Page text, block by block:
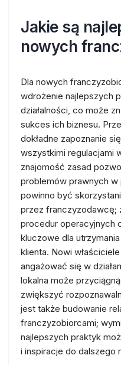
Jakie są
nowych
Dla nowych
wdrożenie najlepszych
działalności, co może
sukces ich biznesu.
dokładne zapoznanie
wszystkimi regulacjami
znajomość zasad
problemów prawnych w
powinno być
przez franczyzodawcę;
procedur operacyjnych
kluczowe dla
klienta. Nowi
angażować się w
lokalna może
zwiększyć
jest także budowanie
franczyzobiorcami;
najlepszych praktyk
i inspiracje do dalszego